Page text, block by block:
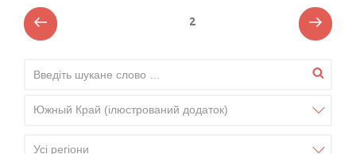
Posts
pagination
Previous
page
2
Next
page